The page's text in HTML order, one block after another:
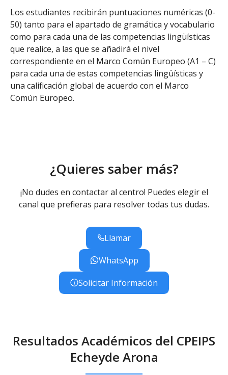
Los estudiantes recibirán puntuaciones numéricas (0-
50) tanto para el apartado de gramática y vocabulario
como para cada una de las competencias lingüísticas
que realice, a las que se añadirá el nivel
correspondiente en el Marco Común Europeo (A1 – C)
para cada una de estas competencias lingüísticas y
una calificación global de acuerdo con el Marco
Común Europeo.
¿Quieres saber más?
¡No dudes en contactar al centro! Puedes elegir el
canal que prefieras para resolver todas tus dudas.
Llamar
WhatsApp
Solicitar Información
Resultados Académicos del CPEIPS
Echeyde Arona